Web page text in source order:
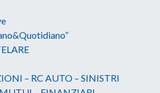
– RC AUTO – SINISTRI